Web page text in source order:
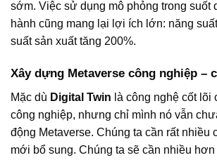
sớm. Việc sử dụng mô phỏng trong suốt
hành cũng mang lại lợi ích lớn: năng
suất sản xuất tăng 200%.
Xây dựng Metaverse công nghiệp –
Mặc dù Digital Twin là công nghệ cốt lõi
công nghiệp, nhưng chỉ mình nó vẫn
động Metaverse. Chúng ta cần rất nhiều
mới bổ sung. Chúng ta sẽ cần nhiều hơn